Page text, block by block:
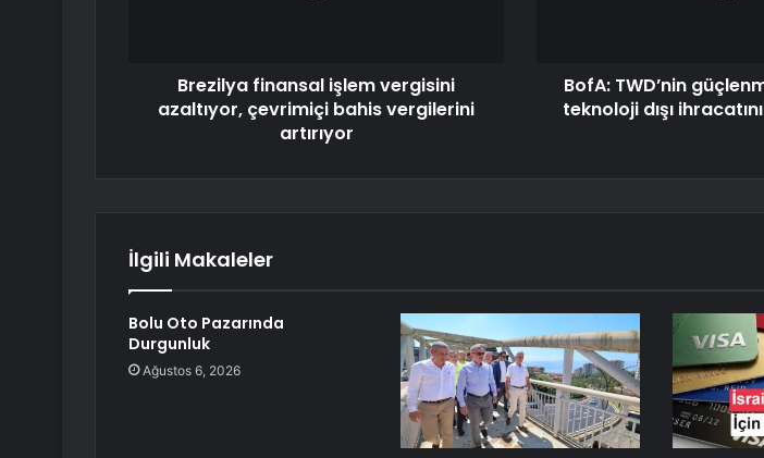
Brezilya finansal işlem vergisini
azaltıyor, çevrimiçi bahis vergilerini
artırıyor
BofA: TWD’nin
teknoloji dışı
İlgili Makaleler
Bolu Oto Pazarında
Durgunluk
Ağustos 6, 2026